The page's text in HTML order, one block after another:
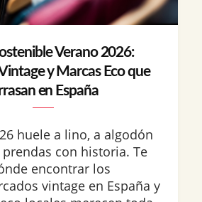
Verano 2026:
y Marcas Eco que
en España
huele a lino, a algodón
con historia. Te
encontrar los
vintage en España y